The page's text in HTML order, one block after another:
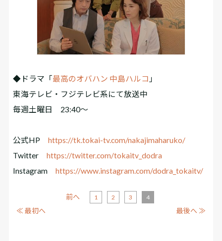
◆ドラマ「最高のオバハン 中島ハルコ 」
東海テレビ・フジテレビ系にて放送中
毎週土曜日 23:40～
公式HPhttps://tk.tokai-tv.com/nakajimaharuko/
Twitterhttps://twitter.com/tokaitv_dodra
Instagramhttps://www.instagram.com/dodra_tokaitv/
≪ 最初へ
前へ 1 2 3 4
最後へ ≫